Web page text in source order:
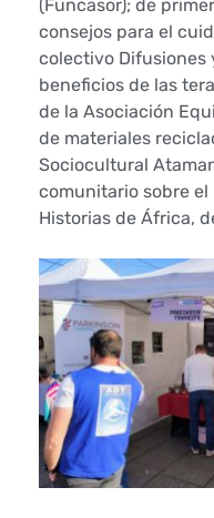
o
n
a
s
n
l
a
p
l
(Funcasor); de
consejos para el
colectivo Difusiones
beneficios de las
de la Asociación
de materiales
Sociocultural
comunitario sobre
Historias de África,